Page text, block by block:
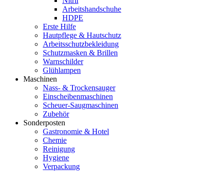
Arbeitshandschuhe
HDPE
Erste Hilfe
Hautpflege & Hautschutz
Arbeitsschutzbekleidung
Schutzmasken & Brillen
Warnschilder
Glühlampen
Maschinen
Nass- & Trockensauger
Einscheibenmaschinen
Scheuer-Saugmaschinen
Zubehör
Sonderposten
Gastronomie & Hotel
Chemie
Reinigung
Hygiene
Verpackung